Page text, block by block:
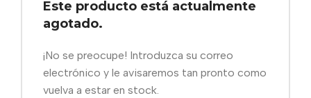
Este producto está actualmente
agotado.
¡No se preocupe! Introduzca su correo
electrónico y le avisaremos tan pronto como
vuelva a estar en stock.